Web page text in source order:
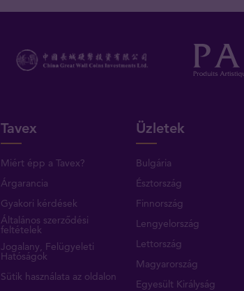
Tavex
Miért épp a Tavex?
Árgarancia
Gyakori kérdések
Általános szerződési
feltételek
Jogalany, Felügyeleti
Hatóságok
Sütik használata az oldalon
Üzletek
Bulgária
Észtország
Finnország
Lengyelország
Lettország
Magyarország
Egyesült Királyság